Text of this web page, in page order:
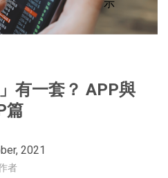
有一套？ APP與
篇
2021
者